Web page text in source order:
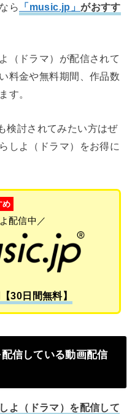
ら
「music.jp」がおすす
（ドラマ）が配信されて
料金や無料期間、作品数
す。
検討されてみたい方はぜ
しよ（ドラマ）をお得に
め
配信中／
30日間無料】
信している動画配信
よ（ドラマ）を配信して